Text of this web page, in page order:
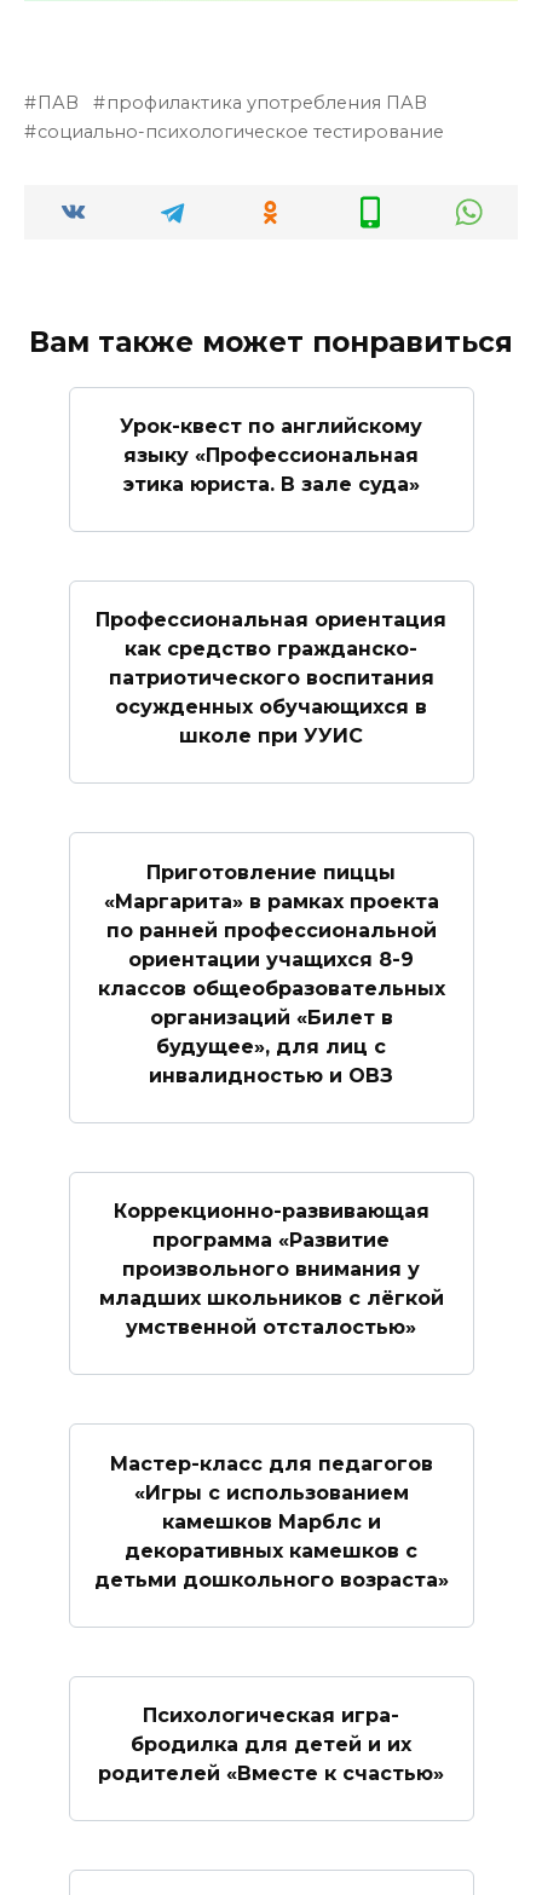
ПАВ
профилактика употребления ПАВ
социально-психологическое тестирование
Вам также может понравиться
Урок-квест по английскому
языку «Профессиональная
этика юриста. В зале суда»
Профессиональная ориентация
как средство гражданско-
патриотического воспитания
осужденных обучающихся в
школе при УУИС
Приготовление пиццы
«Маргарита» в рамках проекта
по ранней профессиональной
ориентации учащихся 8-9
классов общеобразовательных
организаций «Билет в
будущее», для лиц с
инвалидностью и ОВЗ
Коррекционно-развивающая
программа «Развитие
произвольного внимания у
младших школьников с лёгкой
умственной отсталостью»
Мастер-класс для педагогов
«Игры с использованием
камешков Марблс и
декоративных камешков с
детьми дошкольного возраста»
Психологическая игра-
бродилка для детей и их
родителей «Вместе к счастью»